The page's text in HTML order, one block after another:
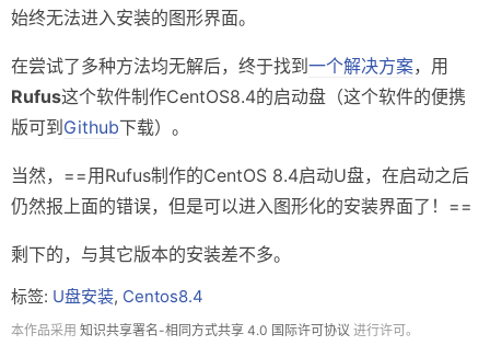
始终无法进入安装的图形界面。
在尝试了多种方法均无解后，终于找到一个解决方案，用
Rufus这个软件制作CentOS8.4的启动盘（这个软件的便携
版可到Github下载）。
当然，==用Rufus制作的CentOS 8.4启动U盘，在启动之后
仍然报上面的错误，但是可以进入图形化的安装界面了！==
剩下的，与其它版本的安装差不多。
标签: U盘安装, Centos8.4
本作品采用 知识共享署名-相同方式共享 4.0 国际许可协议 进行许可。